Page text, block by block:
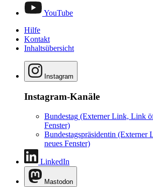
YouTube
Hilfe
Kontakt
Inhaltsübersicht
Instagram
Instagram-Kanäle
Bundestag (Externer Link, Link
Fenster)
Bundestagspräsidentin (Externer
neues Fenster)
LinkedIn
Mastodon